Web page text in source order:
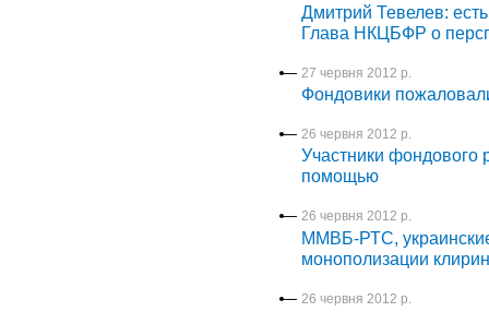
Дмитрий Тевелев:
Глава НКЦБФР о
27 червня 2012 р.
Фондовики
26 червня 2012 р.
Участники фондового
помощью
26 червня 2012 р.
ММВБ-РТС,
монополизации
26 червня 2012 р.